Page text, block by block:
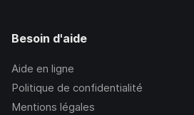
Besoin d'aide
Aide en ligne
Politique de confidentialité
Mentions légales